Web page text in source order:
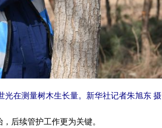
光在测量树木生长量。新华社记者朱旭东 摄
后续管护工作更为关键。